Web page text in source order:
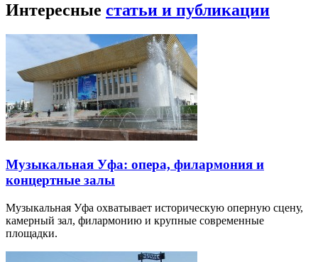
Интересные статьи и публикации
Музыкальная Уфа: опера, филармония и
концертные залы
Музыкальная Уфа охватывает историческую оперную сцену,
камерный зал, филармонию и крупные современные
площадки.